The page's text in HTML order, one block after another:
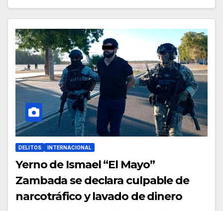
DELITOS INTERNACIONAL
Yerno de Ismael “El Mayo”
Zambada se declara culpable de
narcotráfico y lavado de dinero